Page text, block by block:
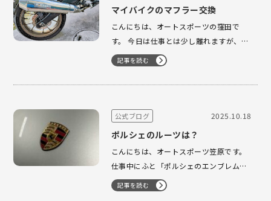
です…
マイバイクのマフラー交換
こんにちは、オートスポーツの窪田で
す。 今日は仕事とは少し離れますが、個
人的に嬉しかったバイクの話をひとつ。
先月、通勤で使っている CB250R のマフ
ラーを、モリワキのネオクラシックに交
うにとても静かなサウンドでしたが、い
記事を読む
公式ブログ 2025.10.18
ポルシェのルーツは？
こんにちは、オートスポーツ笠原です。
仕事中にふと「ポルシェのエンブレムの
由来ってなんだろう？」と気になり調べ
てみたところ、ポルシェ本社のあるシュ
記事を読む